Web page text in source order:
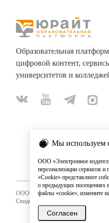
Мы используем
ООО «Электронное
персонализации сервисов
«Cookie» представляют
о предыдущих посещениях
файлы «cookie», измените
Согласен
Образовательная
цифровой контент,
университетов и
ООО «Электронное издательство
Свидетельство о регистрации СМИ